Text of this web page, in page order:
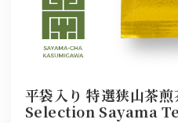
平袋入り 特選狭山茶
Selection Sayama